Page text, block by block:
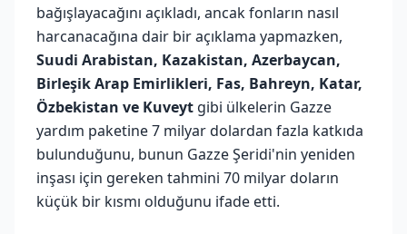
bağışlayacağını açıkladı, ancak fonların nasıl
harcanacağına dair bir açıklama yapmazken,
Suudi Arabistan, Kazakistan, Azerbaycan,
Birleşik Arap Emirlikleri, Fas, Bahreyn, Katar,
Özbekistan ve Kuveyt gibi ülkelerin Gazze
yardım paketine 7 milyar dolardan fazla katkıda
bulunduğunu, bunun Gazze Şeridi'nin yeniden
inşası için gereken tahmini 70 milyar doların
küçük bir kısmı olduğunu ifade etti.